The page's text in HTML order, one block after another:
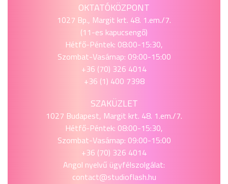
OKTATÓKÖZPONT
1027 Bp., Margit krt. 48. 1.em./7.
(11-es kapucsengő)
Hétfő-Péntek: 08:00-15:30,
Szombat-Vasárnap: 09:00-15:00
+36 (70) 326 4014
+36 (1) 400 7398
SZAKÜZLET
1027 Budapest, Margit krt. 48. 1.em./7.
Hétfő-Péntek: 08:00-15:30,
Szombat-Vasárnap: 09:00-15:00
+36 (70) 326 4014
Angol nyelvű ügyfélszolgálat:
contact@studioflash.hu